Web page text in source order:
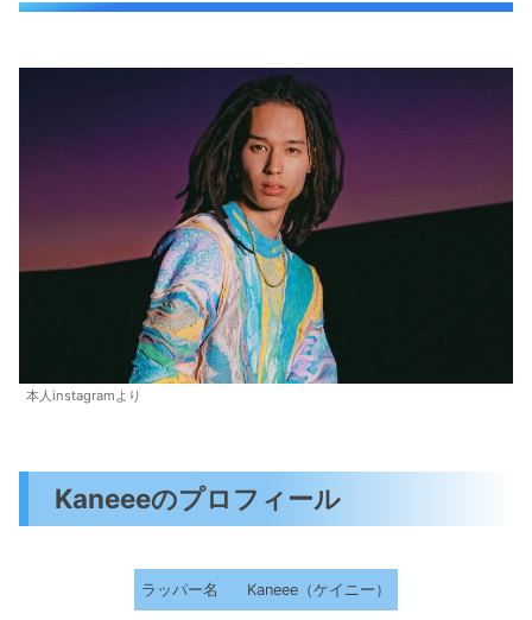
本人instagramより
Kaneeeのプロフィール
ラッパー名 Kaneee（ケイニー）